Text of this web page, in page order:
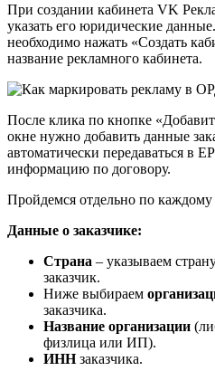
При создании кабинета VK
указать его юридические
необходимо нажать «Создать
название рекламного кабинета.
После клика по кнопке
окне нужно добавить данные
автоматически передаваться в
информацию по договору.
Пройдемся отдельно по каждому
Данные о заказчике:
Страна – указываем
заказчик.
Ниже выбираем
заказчика.
Название организации
физлица или ИП).
ИННзаказчика.